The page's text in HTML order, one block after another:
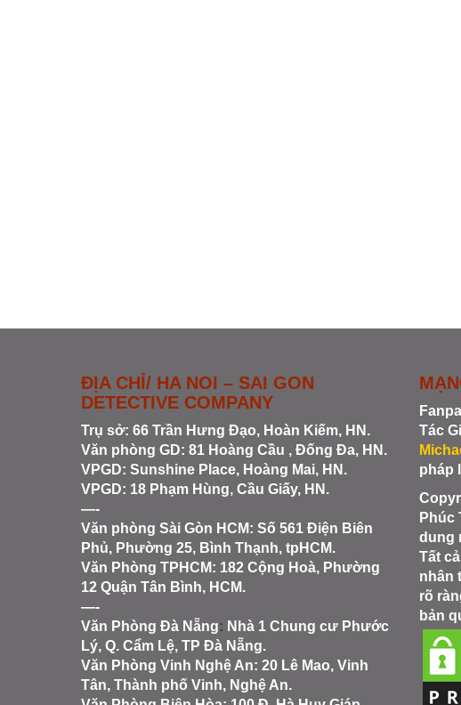
ĐỊA CHỈ/ HA NOI – SAI GON
DETECTIVE COMPANY
Trụ sở: 66 Trần Hưng Đạo, Hoàn Kiếm, HN.
Văn phòng GD: 81 Hoàng Cầu , Đống Đa, HN.
VPGD: Sunshine Place, Hoàng Mai, HN.
VPGD: 18 Phạm Hùng, Cầu Giấy, HN.
—-
Văn phòng Sài Gòn HCM: Số 561 Điện Biên
Phủ, Phường 25, Bình Thạnh, tpHCM.
Văn Phòng TPHCM: 182 Cộng Hoà, Phường
12 Quận Tân Bình, HCM.
—-
Văn Phòng Đà Nẵng: Nhà 1 Chung cư Phước
Lý, Q. Cẩm Lệ, TP Đà Nẵng.
Văn Phòng Vinh Nghệ An: 20 Lê Mao, Vinh
Tân, Thành phố Vinh, Nghệ An.
Tác
pháp
Phúc
dung
Tất
nhân
rõ
bản